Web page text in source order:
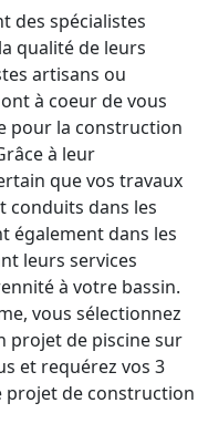
des spécialistes
qualité de leurs
artisans ou
à coeur de vous
pour la construction
à leur
que vos travaux
conduits dans les
également dans les
leurs services
à votre bassin.
vous sélectionnez
projet de piscine sur
et requérez vos 3
projet de construction